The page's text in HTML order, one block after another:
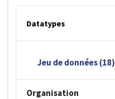
Datatypes
Jeu de données (18)
Organisation